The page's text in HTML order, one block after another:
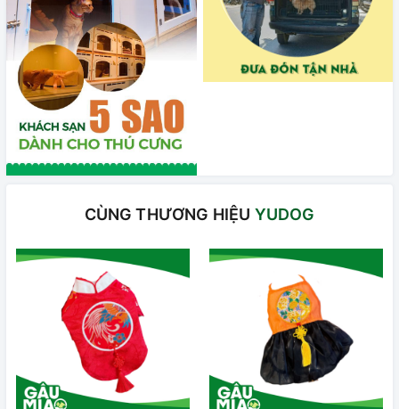
CÙNG THƯƠNG HIỆU YUDOG